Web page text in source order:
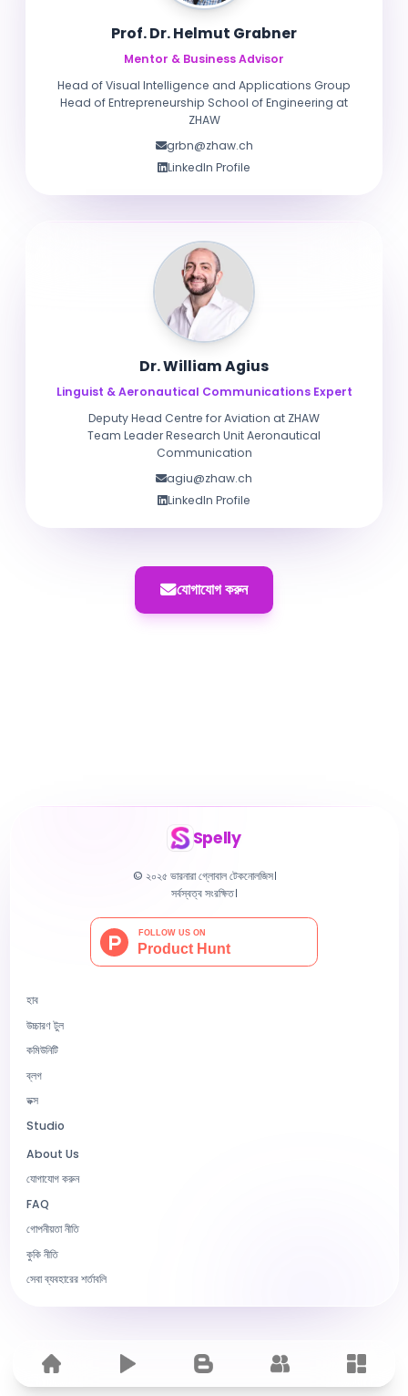
Prof. Dr. Helmut Grabner
Mentor & Business Advisor
Head of Visual Intelligence and Applications Group
Head of Entrepreneurship School of Engineering at
ZHAW
grbn@zhaw.ch
LinkedIn Profile
Dr. William Agius
Linguist & Aeronautical Communications Expert
Deputy Head Centre for Aviation at ZHAW
Team Leader Research Unit Aeronautical
Communication
agiu@zhaw.ch
LinkedIn Profile
যোগাযোগ করুন
Home হাব ব্লগ কমিউনিটি
Spelly
© ২০২৫ ভারনারা গ্লোবাল টেকনোলজিস।
সর্বস্বত্ব সংরক্ষিত।
হাব
উচ্চারণ টুল
কমিউনিটি
ব্লগ
ডক্স
Studio
About Us
যোগাযোগ করুন
FAQ
গোপনীয়তা নীতি
কুকি নীতি
সেবা ব্যবহারের শর্তাবলি